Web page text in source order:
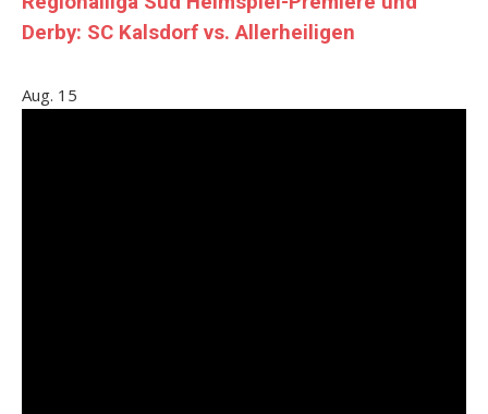
Derby: SC Kalsdorf vs. Allerheiligen
Aug. 15